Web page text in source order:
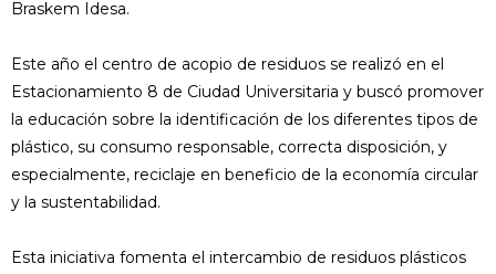
Braskem Idesa.
Este año el centro de acopio de residuos se realizó en el
Estacionamiento 8 de Ciudad Universitaria y buscó promover
la educación sobre la identificación de los diferentes tipos de
plástico, su consumo responsable, correcta disposición, y
especialmente, reciclaje en beneficio de la economía circular
y la sustentabilidad.
Esta iniciativa fomenta el intercambio de residuos plásticos